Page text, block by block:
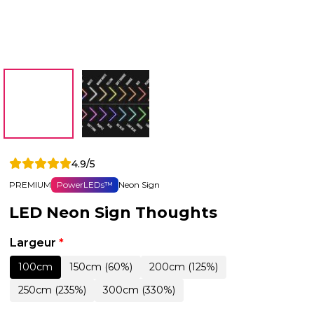
4.9/5
PREMIUM PowerLEDs™ Neon Sign
LED Neon Sign Thoughts
Largeur *
100cm 150cm (60%)
200cm (125%)
250cm (235%)
300cm (330%)